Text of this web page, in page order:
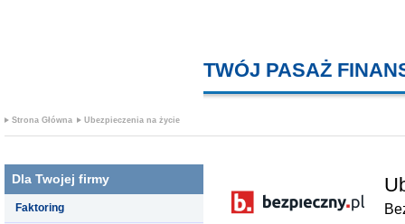
TWÓJ PASAŻ
Strona Główna Ubezpieczenia na życie
Dla Twojej firmy
Faktoring